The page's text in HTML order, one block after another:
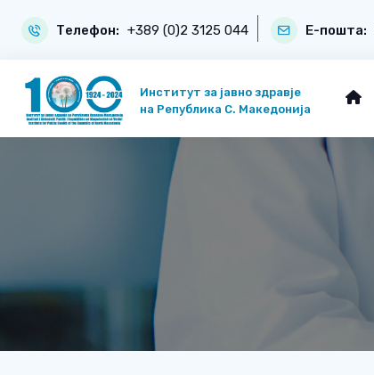
Телефон: +389 (0)2 3125 044 Е-пошта:
Институт за јавно здравје
на Република С. Македонија